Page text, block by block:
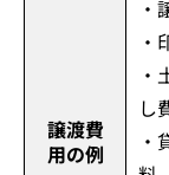
譲渡費
用の例
・
・
・
し
・